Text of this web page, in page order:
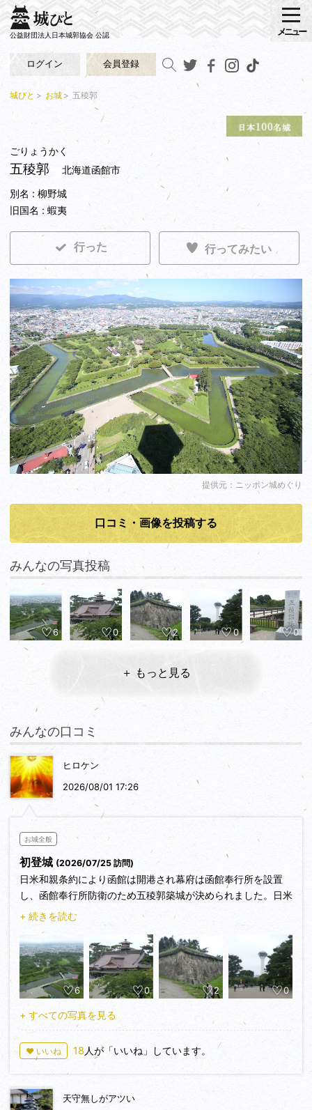
公益財団法人日本城郭協会 公認
ログイン 会員登録
メニュー
城びと お城 五稜郭
ごりょうかく
五稜郭
北海道函館市
別名 : 柳野城
旧国名 : 蝦夷
行った 行ってみたい
提供元：ニッポン城めぐり
口コミ・画像を投稿する
みんなの写真投稿
6 0 2 0 0
＋ もっと見る
みんなの口コミ
ヒロケン
2026/08/01 17:26
お城全般
初登城 (2026/07/25 訪問)
日米和親条約により函館は開港され幕府は函館奉行所を設置
し、函館奉行所防衛のため五稜郭築城が決められました。日米
和親条約締結の10年後に五稜郭が完成しましたが、完成から
４年後(明治１年)の10月に榎本武揚ら旧幕府軍が五稜郭を占領
し、7カ月後の翌年5月に旧幕府軍が降伏するまで函館戦争の
舞台となりました。
五稜郭は西洋式築城法により築城された城で五つの防塁が鋭角
からは分からない様になっています。石垣も5～7ｍ程で高く
日本の優れた築城技術が施されています。
北海道は2度目の観光となりますが、北海道の城へは行ったこ
とがなく今回が初登城となります(((o(*ﾟ▽ﾟ*)o)))北海道の城
+ 続きを読む
6 0 2 0
+ すべての写真を見る
♥ いいね 18人が「いいね」しています。
天守無しがアツい